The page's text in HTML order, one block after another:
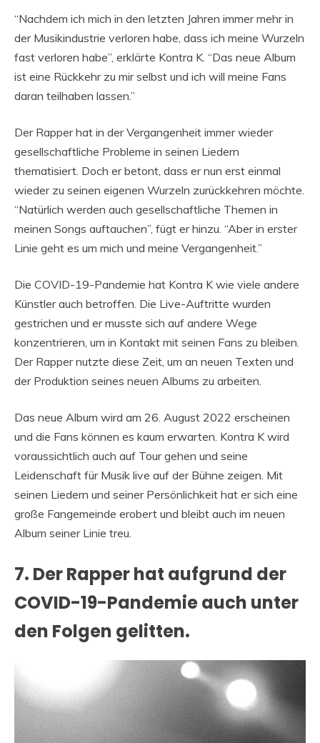
“Nachdem ich mich in den letzten Jahren immer mehr in
der Musikindustrie verloren habe, dass ich meine Wurzeln
fast verloren habe”, erklärte Kontra K. “Das neue Album
ist eine Rückkehr zu mir selbst und ich will meine Fans
daran teilhaben lassen.”
Der Rapper hat in der Vergangenheit immer wieder
gesellschaftliche Probleme in seinen Liedern
thematisiert. Doch er betont, dass er nun erst einmal
wieder zu seinen eigenen Wurzeln zurückkehren möchte.
“Natürlich werden auch gesellschaftliche Themen in
meinen Songs auftauchen”, fügt er hinzu. “Aber in erster
Linie geht es um mich und meine Vergangenheit.”
Die COVID-19-Pandemie hat Kontra K wie viele andere
Künstler auch betroffen. Die Live-Auftritte wurden
gestrichen und er musste sich auf andere Wege
konzentrieren, um in Kontakt mit seinen Fans zu bleiben.
Der Rapper nutzte diese Zeit, um an neuen Texten und
der Produktion seines neuen Albums zu arbeiten.
Das neue Album wird am 26. August 2022 erscheinen
und die Fans können es kaum erwarten. Kontra K wird
voraussichtlich auch auf Tour gehen und seine
Leidenschaft für Musik live auf der Bühne zeigen. Mit
seinen Liedern und seiner Persönlichkeit hat er sich eine
große Fangemeinde erobert und bleibt auch im neuen
Album seiner Linie treu.
7. Der Rapper hat aufgrund der
COVID-19-Pandemie auch unter
den Folgen gelitten.